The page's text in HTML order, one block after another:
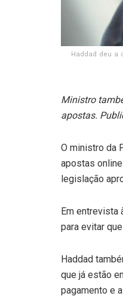
Haddad deu a
Ministro
apostas.
O ministro da
apostas
legislação
Em
para evitar
Haddad
que já estão
pagamento e